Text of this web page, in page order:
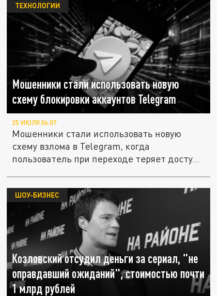
Мошенники стали использовать новую
схему блокировки аккаунтов Telegram
ТЕХНОЛОГИИ
25 ИЮЛЯ 06:07
Мошенники стали использовать новую
схему взлома в Telegram, когда
пользователь при переходе теряет доступ
Козловский отсудил деньги за сериал, "не
оправдавший ожиданий", стоимостью почти
1 млрд рублей
ШОУ-БИЗНЕС